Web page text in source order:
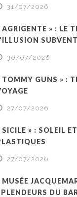
31/07/2026
AGRIGENTE » : LE
30/07/2026
TOMMY GUNS » :
27/07/2026
SICILE » : SOLEIL
27/07/2026
MUSÉE
DU